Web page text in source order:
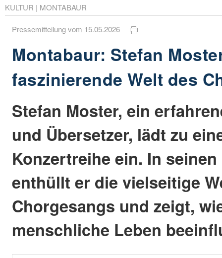
KULTUR | MONTABAUR
Pressemitteilung vom 15.05.2026
Montabaur: Stefan
faszinierende Welt des
Stefan Moster, ein
und Übersetzer, lädt zu
Konzertreihe ein. In
enthüllt er die vielseitige
Chorgesangs und zeigt,
menschliche Leben